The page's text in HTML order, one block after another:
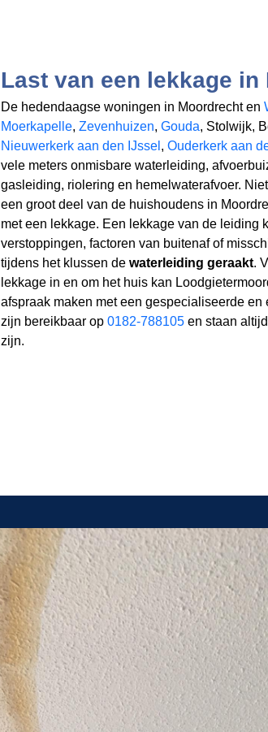
Last van een lekkage in
De hedendaagse woningen in Moordrecht en
Moerkapelle, Zevenhuizen, Gouda, Stolwijk,
Nieuwerkerk aan den IJssel , Ouderkerk aan
vele meters onmisbare waterleiding,
gasleiding, riolering en hemelwaterafvoer.
een groot deel van de huishoudens in
met een lekkage. Een lekkage van de leiding
verstoppingen, factoren van buitenaf of
tijdens het klussen de waterleiding geraakt.
lekkage in en om het huis kan
afspraak maken met een gespecialiseerde en
zijn bereikbaar op 0182-788105 en staan
zijn.